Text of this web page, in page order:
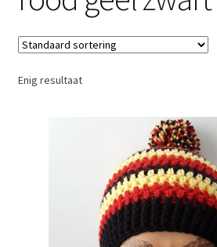
Enig resultaat